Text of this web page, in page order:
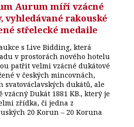
Aurum míří vzácné
vyhledávané rakouské
střelecké medaile
s Live Bidding, která
v prostorách nového hotelu
patřit velmi vzácné dukátové
v českých mincovnách,
svatováclavských dukátů, ale
Dukát 1881 KB., který je
zřídka, či jedna z
20 Korun – 20 Koruna